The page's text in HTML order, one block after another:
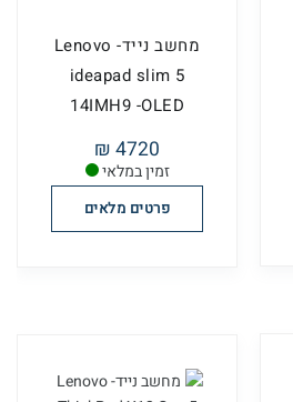
זמין במלאי
מחשב נייד- Lenovo
ideapad slim 5
14IMH9 -OLED
4720 ₪
פרטים מלאים